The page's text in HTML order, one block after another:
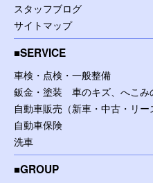
スタッフブログ
サイトマップ
SERVICE
車検・点検・一般整備
鈑金・塗装 車のキズ、へこみ
自動車販売（新車・中古・リー
自動車保険
洗車
GROUP